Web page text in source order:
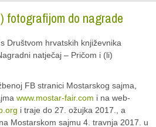
do nagrade
Društvom hrvatskih književnika
natječaj – Pričom i (li)
FB stranici Mostarskog sajma,
www.mostar-fair.com i na web-
i traje do 27. ožujka 2017., a
Mostarskom sajmu 4. travnja 2017. u